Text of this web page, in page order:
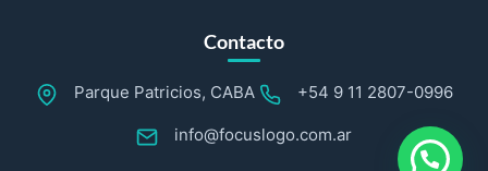
Contacto
Parque Patricios, CABA +54 9 11 2807-0996
info@focuslogo.com.ar